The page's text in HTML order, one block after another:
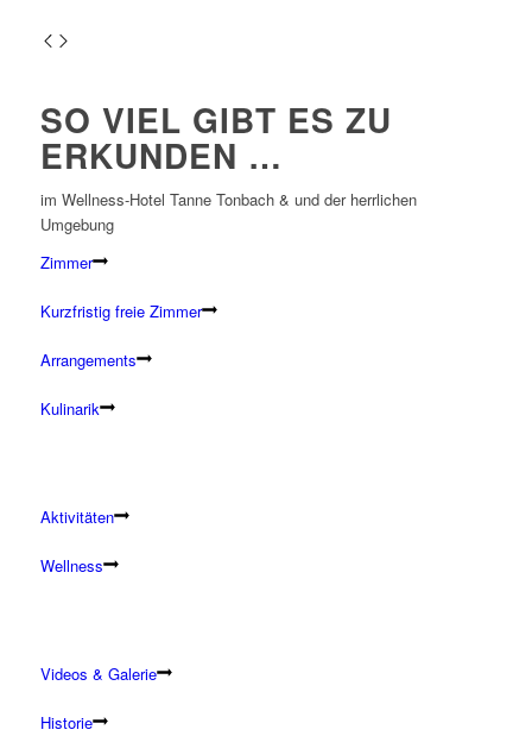
SO VIEL GIBT ES ZU
ERKUNDEN …
im Wellness-Hotel Tanne Tonbach & und der herrlichen
Umgebung
Zimmer
Kurzfristig freie Zimmer
Arrangements
Kulinarik
Aktivitäten
Wellness
Videos & Galerie
Historie